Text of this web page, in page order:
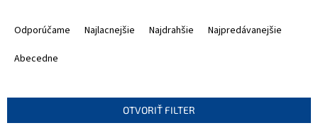
p
Odporúčame Najlacnejšie Najdrahšie
Najpredávanejšie
Abecedne
OTVORIŤ FILTER